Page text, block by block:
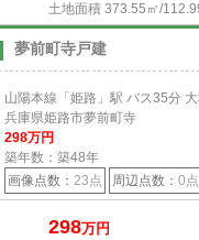
土地面積 373.55㎡/
夢前町寺戸建
山陽本線「姫路」駅 バス35分
兵庫県姫路市夢前町寺
298万円
築年数：築48年
画像点数： 23点 周辺点数： 0点
298万円